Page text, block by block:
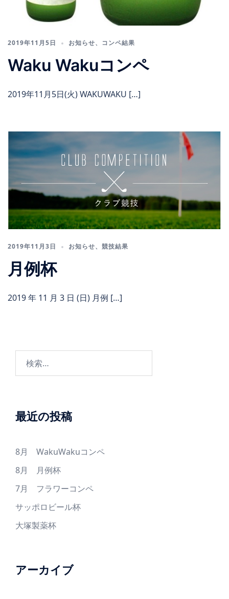
2019年11月5日 お知らせ、 コンペ結果
Waku Wakuコンペ
2019年11月5日(火) WAKUWAKU […]
2019年11月3日 お知らせ、 競技結果
月例杯
2019 年 11 月 3 日 (日) 月例 […]
最近の投稿
8月 WakuWakuコンペ
8月 月例杯
7月 フラワーコンペ
サッポロビール杯
大塚製薬杯
アーカイブ